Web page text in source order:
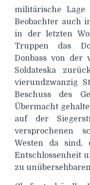
militärische
Beobachter auch
in der letzten
Truppen das
Donbass von der
Soldateska
vierundzwanzig
Beschuss des
Übermacht
auf der
versprochenen
Westen da
Entschlossenheit
zu